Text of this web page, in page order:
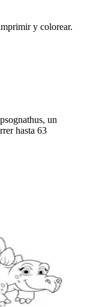
y colorear.
un
hasta 63